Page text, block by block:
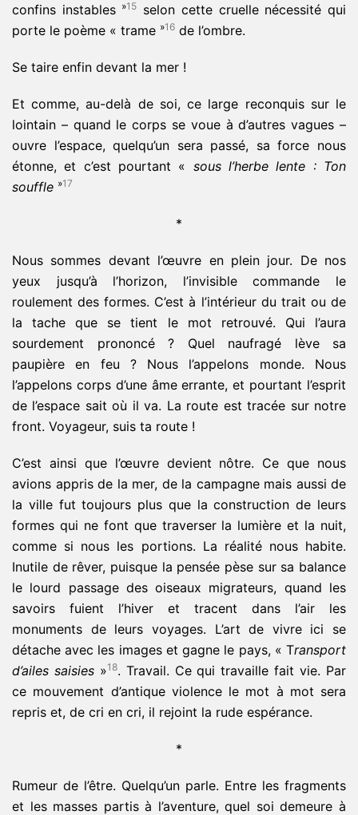
confins instables »15 selon cette cruelle nécessité qui
porte le poème « trame »16 de l’ombre.
Se taire enfin devant la mer !
Et comme, au-delà de soi, ce large reconquis sur le
lointain – quand le corps se voue à d’autres vagues –
ouvre l’espace, quelqu’un sera passé, sa force nous
étonne, et c’est pourtant « sous l’herbe lente : Ton
souffle »17
*
Nous sommes devant l’œuvre en plein jour. De nos
yeux jusqu’à l’horizon, l’invisible commande le
roulement des formes. C’est à l’intérieur du trait ou de
la tache que se tient le mot retrouvé. Qui l’aura
sourdement prononcé ? Quel naufragé lève sa
paupière en feu ? Nous l’appelons monde. Nous
l’appelons corps d’une âme errante, et pourtant l’esprit
de l’espace sait où il va. La route est tracée sur notre
front. Voyageur, suis ta route !
C’est ainsi que l’œuvre devient nôtre. Ce que nous
avions appris de la mer, de la campagne mais aussi de
la ville fut toujours plus que la construction de leurs
formes qui ne font que traverser la lumière et la nuit,
comme si nous les portions. La réalité nous habite.
Inutile de rêver, puisque la pensée pèse sur sa balance
le lourd passage des oiseaux migrateurs, quand les
savoirs fuient l’hiver et tracent dans l’air les
monuments de leurs voyages. L’art de vivre ici se
détache avec les images et gagne le pays, « Transport
d’ailes saisies»18. Travail. Ce qui travaille fait vie. Par
ce mouvement d’antique violence le mot à mot sera
repris et, de cri en cri, il rejoint la rude espérance.
*
Rumeur de l’être. Quelqu’un parle. Entre les fragments
et les masses partis à l’aventure, quel soi demeure à